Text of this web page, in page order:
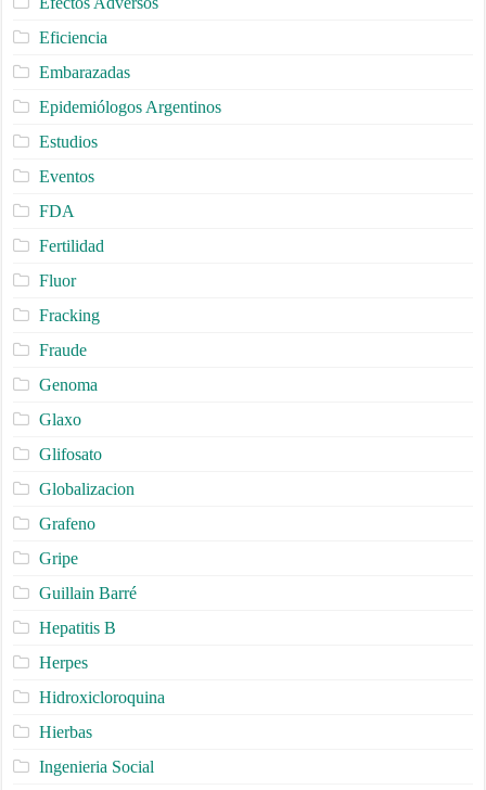
Eficiencia
Embarazadas
Epidemiólogos Argentinos
Estudios
Eventos
FDA
Fertilidad
Fluor
Fracking
Fraude
Genoma
Glaxo
Glifosato
Globalizacion
Grafeno
Gripe
Guillain Barré
Hepatitis B
Herpes
Hidroxicloroquina
Hierbas
Ingenieria Social